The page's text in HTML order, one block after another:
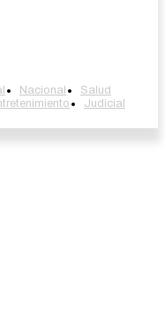
Nacional
Salud
Judicial